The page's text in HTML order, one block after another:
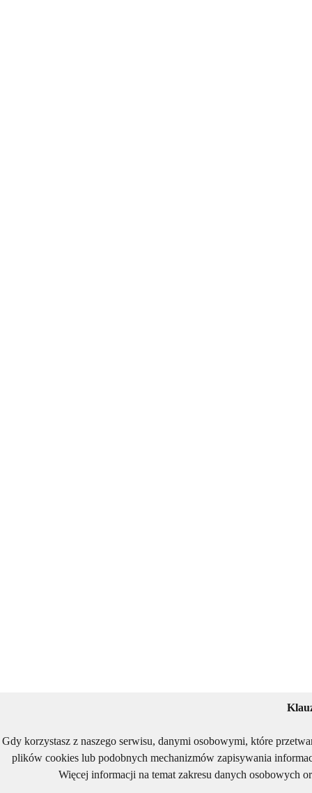
Gdy korzystasz z naszego serwisu, danymi osobowymi, które
plików cookies lub podobnych mechanizmów zapisywania
Więcej informacji na temat zakresu danych osobowych